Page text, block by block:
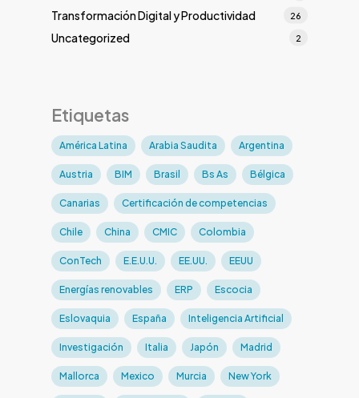
Transformación Digital y Productividad 26
Uncategorized 2
Etiquetas
América Latina Arabia Saudita Argentina
Austria BIM Brasil Bs As Bélgica
Canarias Certificación de competencias
Chile China CMIC Colombia
ConTech E.E.U.U. EE.UU. EEUU
Energías renovables ERP Escocia
Eslovaquia España Inteligencia Artificial
Investigación Italia Japón Madrid
Mallorca Mexico Murcia New York